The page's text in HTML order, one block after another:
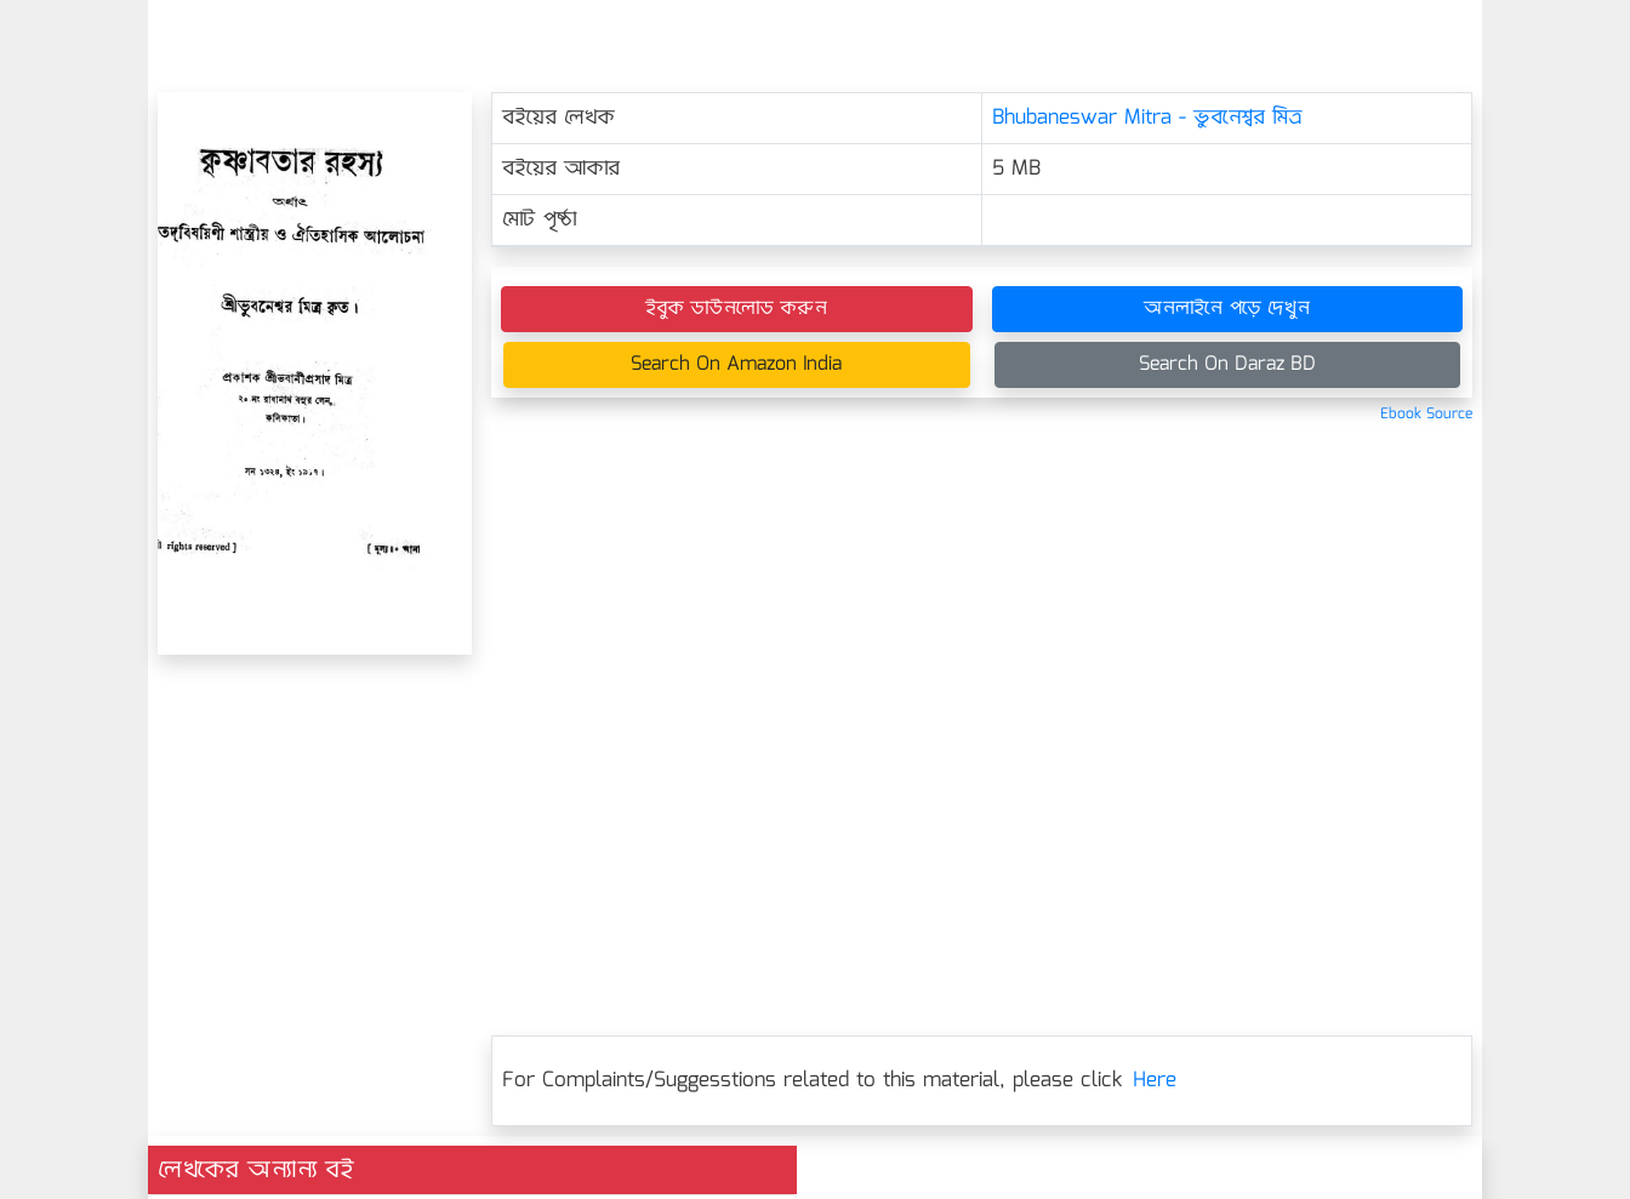
বইয়ের লেখক
Bhubaneswar Mitra - ভুবনেশ্বর মিত্র
বইয়ের আকার
5 MB
মোট পৃষ্ঠা
ইবুক ডাউনলোড করুন
অনলাইনে পড়ে দেখুন
Search On Amazon India
Search On Daraz BD
Ebook Source
For Complaints/Suggesstions related to this material, please click Here
লেখকের অন্যান্য বই